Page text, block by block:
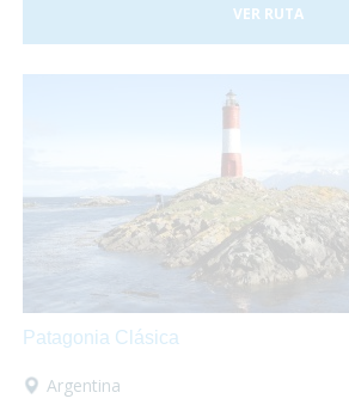
hacer de este viaje una vivencia
sumergirte en este maravilloso país.
VER RUTA
Patagonia Clásica
Argentina